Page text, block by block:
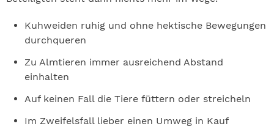
Kuhweiden ruhig und ohne hektische Bewegungen
durchqueren
Zu Almtieren immer ausreichend Abstand
einhalten
Auf keinen Fall die Tiere füttern oder streicheln
Im Zweifelsfall lieber einen Umweg in Kauf